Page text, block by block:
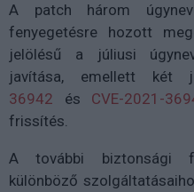
A patch három
fenyegetésre hozott
jelölésű a júliusi
javítása, emellett két
36942 és CVE-2021-
frissítés.
A további biztonsági
különböző